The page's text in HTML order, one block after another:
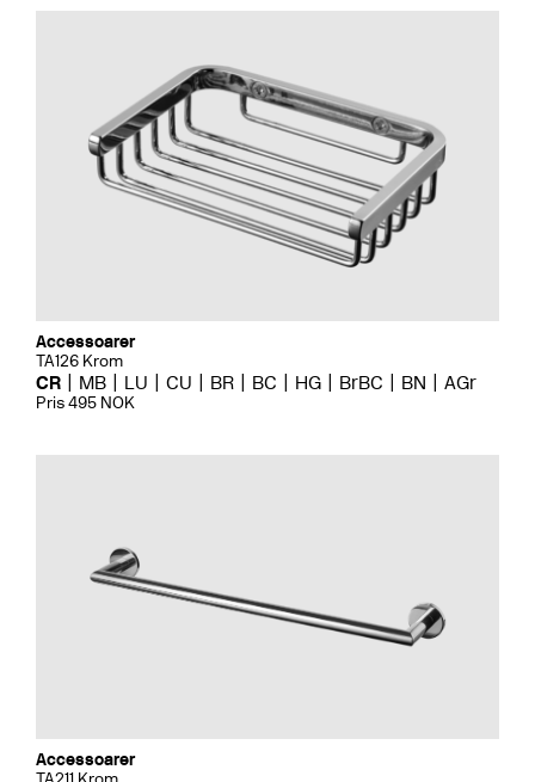
Accessoarer
TA126 Krom
CR MB LU CU BR BC HG BrBC BN AGr
Pris 495 NOK
Accessoarer